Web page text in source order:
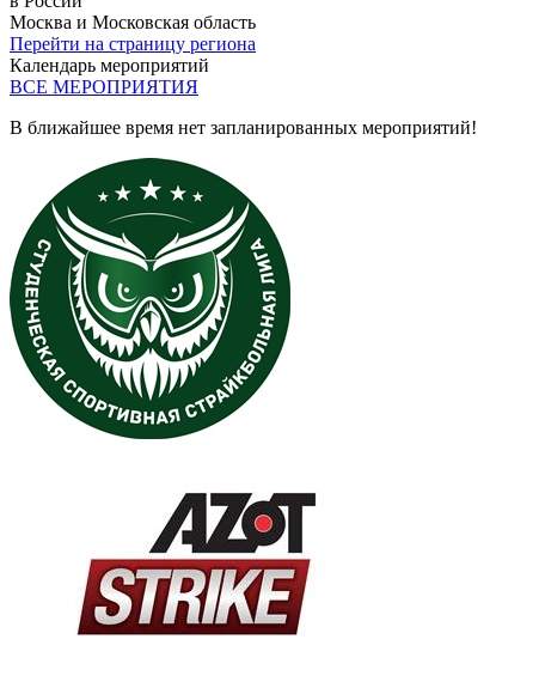
Москва и Московская область
Перейти на страницу региона
Календарь мероприятий
ВСЕ МЕРОПРИЯТИЯ
В ближайшее время нет запланированных мероприятий!